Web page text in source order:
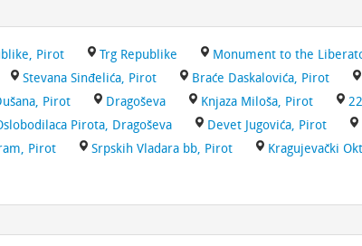
Pirot Trg Republike
Monument to the
Stevana Sinđelića, Pirot Braće Daskalovića, Pirot
Pirot Dragoševa Knjaza Miloša, Pirot
Pirota, Dragoševa Devet Jugovića, Pirot
Pirot Srpskih Vladara bb, Pirot Kragujevački